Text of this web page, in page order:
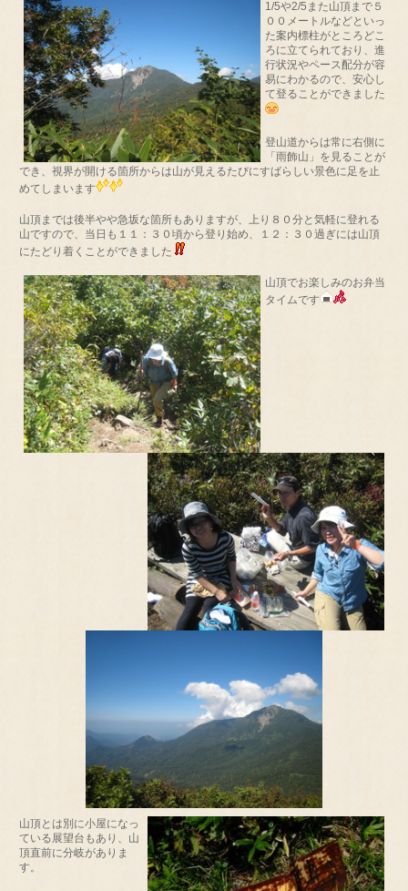
1/5や2/5また山頂まで５
００メートルなどといっ
た案内標柱がところどこ
ろに立てられており、進
行状況やペース配分が容
易にわかるので、安心し
て登ることができました
登山道からは常に右側に
「雨飾山」を見ることが
でき、視界が開ける箇所からは山が見えるたびにすばらしい景色に足を止
めてしまいます
山頂までは後半やや急坂な箇所もありますが、上り８０分と気軽に登れる
山ですので、当日も１１：３０頃から登り始め、１２：３０過ぎには山頂
にたどり着くことができました
山頂でお楽しみのお弁当
タイムです
山頂とは別に小屋になっ
ている展望台もあり、山
頂直前に分岐がありま
す。